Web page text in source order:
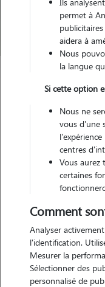
La Brède
Nos
permet à
aidera à
Nous
la langue
Si cette option
Nous ne
vous d'une
centres
Vous aurez
certaines
Comment
Analyser
l'identification.
Mesurer la
Sélectionner des
personnalisé de